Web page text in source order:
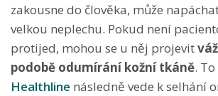
zakousne do člověka, může
velkou neplechu. Pokud není
protijed, mohou se u něj projevit
podobě odumírání kožní tkáně.
Healthline následně vede k selhání